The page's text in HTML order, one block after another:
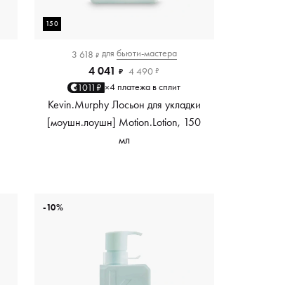
150
3 618 ₽ для бьюти-мастера
4 041 ₽ 4 490 ₽
1011₽ ×4 платежа в сплит
Kevin.Murphy Лосьон для укладки
[моушн.лоушн] Motion.Lotion, 150
мл
-10%